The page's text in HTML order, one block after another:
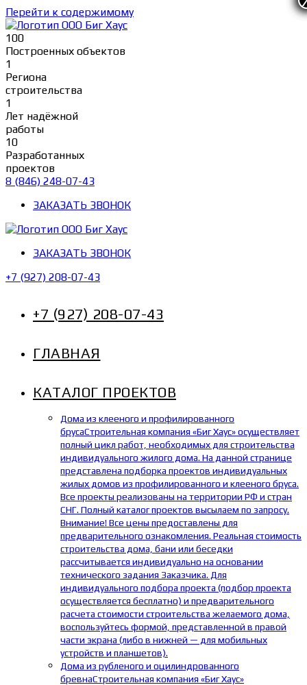
Перейти к содержимому
100
Построенных объектов
1
Региона
строительства
1
Лет надёжной
работы
10
Разработанных
проектов
8 (846) 248-07-43
ЗАКАЗАТЬ ЗВОНОК
ЗАКАЗАТЬ ЗВОНОК
+7 (927) 208-07-43
+7 (927) 208-07-43
ГЛАВНАЯ
КАТАЛОГ ПРОЕКТОВ
Дома из клееного и профилированного
брусаСтроительная компания «Биг Хаус» осуществляет
полный цикл работ, необходимых для строительства
индивидуального жилого дома. На данной странице
представлена подборка проектов индивидуальных
жилых домов из профилированного и клееного бруса.
Все проекты реализованы на территории РФ и стран
СНГ. Полный каталог проектов высылаем по запросу.
Внимание! Все цены предоставлены для
предварительного ознакомления. Реальная стоимость
строительства дома, бани или беседки
рассчитывается индивидуально на основании
технического задания Заказчика. Для
индивидуального подбора проекта (подбор проекта
осуществляется бесплатно) и предварительного
расчета стоимости строительства желаемого дома,
воспользуйтесь формой, представленной в правой
части экрана (либо в нижней — для мобильных
устройств и планшетов).
Дома из рубленого и оцилиндрованного
бревнаСтроительная компания «Биг Хаус»